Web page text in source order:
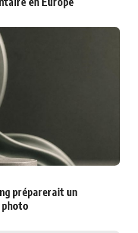
préparerait un
photo